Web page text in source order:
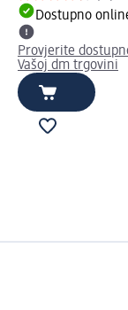
Dostupno
Provjerite
Vašoj dm trgovini